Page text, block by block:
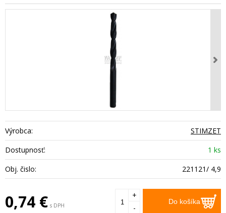
Výrobca:
STIMZET
Dostupnosť:
1 ks
Obj. čislo:
221121/ 4,9
0,74 € s DPH Do košíka
+
-